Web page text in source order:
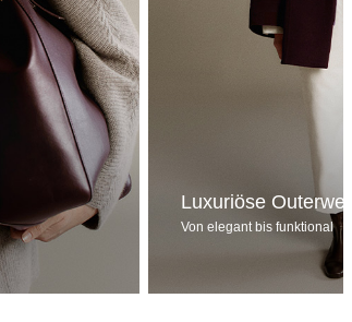
Luxuriöse
Von elegant bis funktional